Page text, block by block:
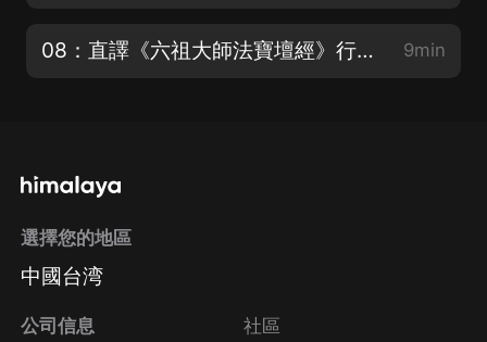
08：直譯《六祖大師法寶壇經》行由 第一 下 9min
選擇您的地區
中國台湾
公司信息 社區